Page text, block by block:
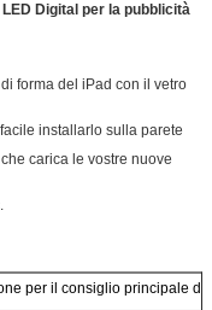
Digital per la pubblicità
forma del iPad con il vetro
installarlo sulla parete
carica le vostre nuove
per il consiglio principale di